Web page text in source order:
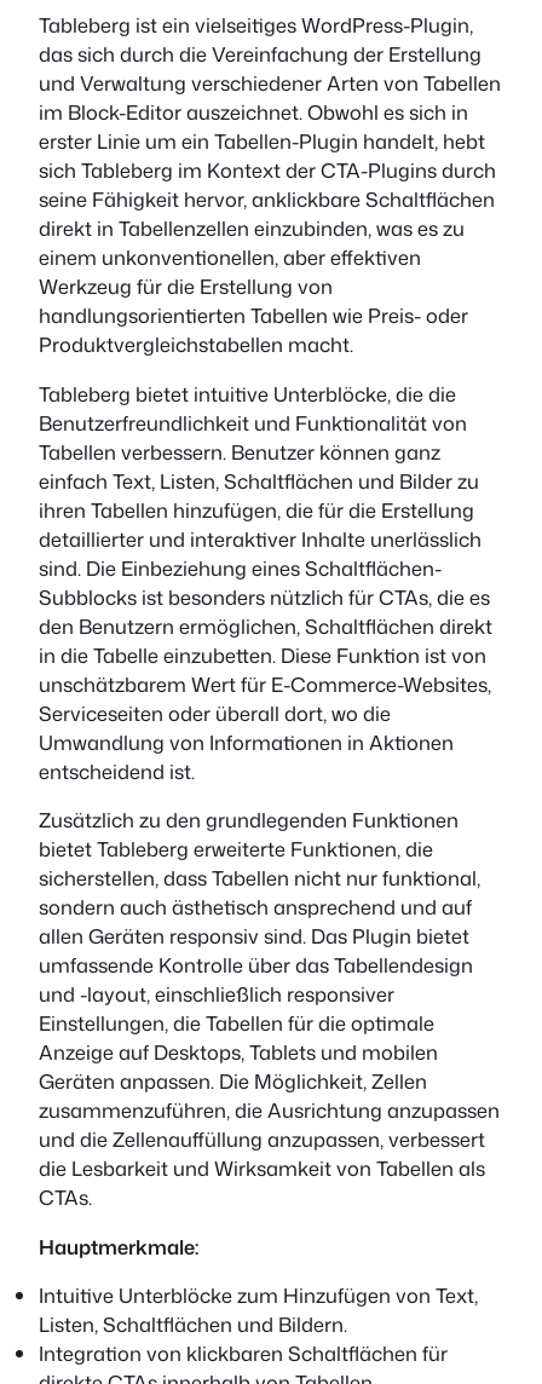
Tableberg ist ein vielseitiges WordPress-Plugin,
das sich durch die Vereinfachung der Erstellung
und Verwaltung verschiedener Arten von Tabellen
im Block-Editor auszeichnet. Obwohl es sich in
erster Linie um ein Tabellen-Plugin handelt, hebt
sich Tableberg im Kontext der CTA-Plugins durch
seine Fähigkeit hervor, anklickbare Schaltflächen
direkt in Tabellenzellen einzubinden, was es zu
einem unkonventionellen, aber effektiven
Werkzeug für die Erstellung von
handlungsorientierten Tabellen wie Preis- oder
Produktvergleichstabellen macht.
Tableberg bietet intuitive Unterblöcke, die die
Benutzerfreundlichkeit und Funktionalität von
Tabellen verbessern. Benutzer können ganz
einfach Text, Listen, Schaltflächen und Bilder zu
ihren Tabellen hinzufügen, die für die Erstellung
detaillierter und interaktiver Inhalte unerlässlich
sind. Die Einbeziehung eines Schaltflächen-
Subblocks ist besonders nützlich für CTAs, die es
den Benutzern ermöglichen, Schaltflächen direkt
in die Tabelle einzubetten. Diese Funktion ist von
unschätzbarem Wert für E-Commerce-Websites,
Serviceseiten oder überall dort, wo die
Umwandlung von Informationen in Aktionen
entscheidend ist.
Zusätzlich zu den grundlegenden Funktionen
bietet Tableberg erweiterte Funktionen, die
sicherstellen, dass Tabellen nicht nur funktional,
sondern auch ästhetisch ansprechend und auf
allen Geräten responsiv sind. Das Plugin bietet
umfassende Kontrolle über das Tabellendesign
und -layout, einschließlich responsiver
Einstellungen, die Tabellen für die optimale
Anzeige auf Desktops, Tablets und mobilen
Geräten anpassen. Die Möglichkeit, Zellen
zusammenzuführen, die Ausrichtung anzupassen
und die Zellenauffüllung anzupassen, verbessert
die Lesbarkeit und Wirksamkeit von Tabellen als
CTAs.
Hauptmerkmale:
Intuitive Unterblöcke zum Hinzufügen von Text,
Listen, Schaltflächen und Bildern.
Integration von klickbaren Schaltflächen für